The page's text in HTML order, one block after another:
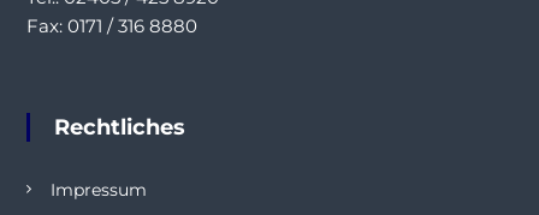
Fax: 0171 / 316 8880
Rechtliches
Impressum